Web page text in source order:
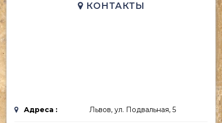
КОНТАКТЫ
Адреса : Львов, ул. Подвальная, 5